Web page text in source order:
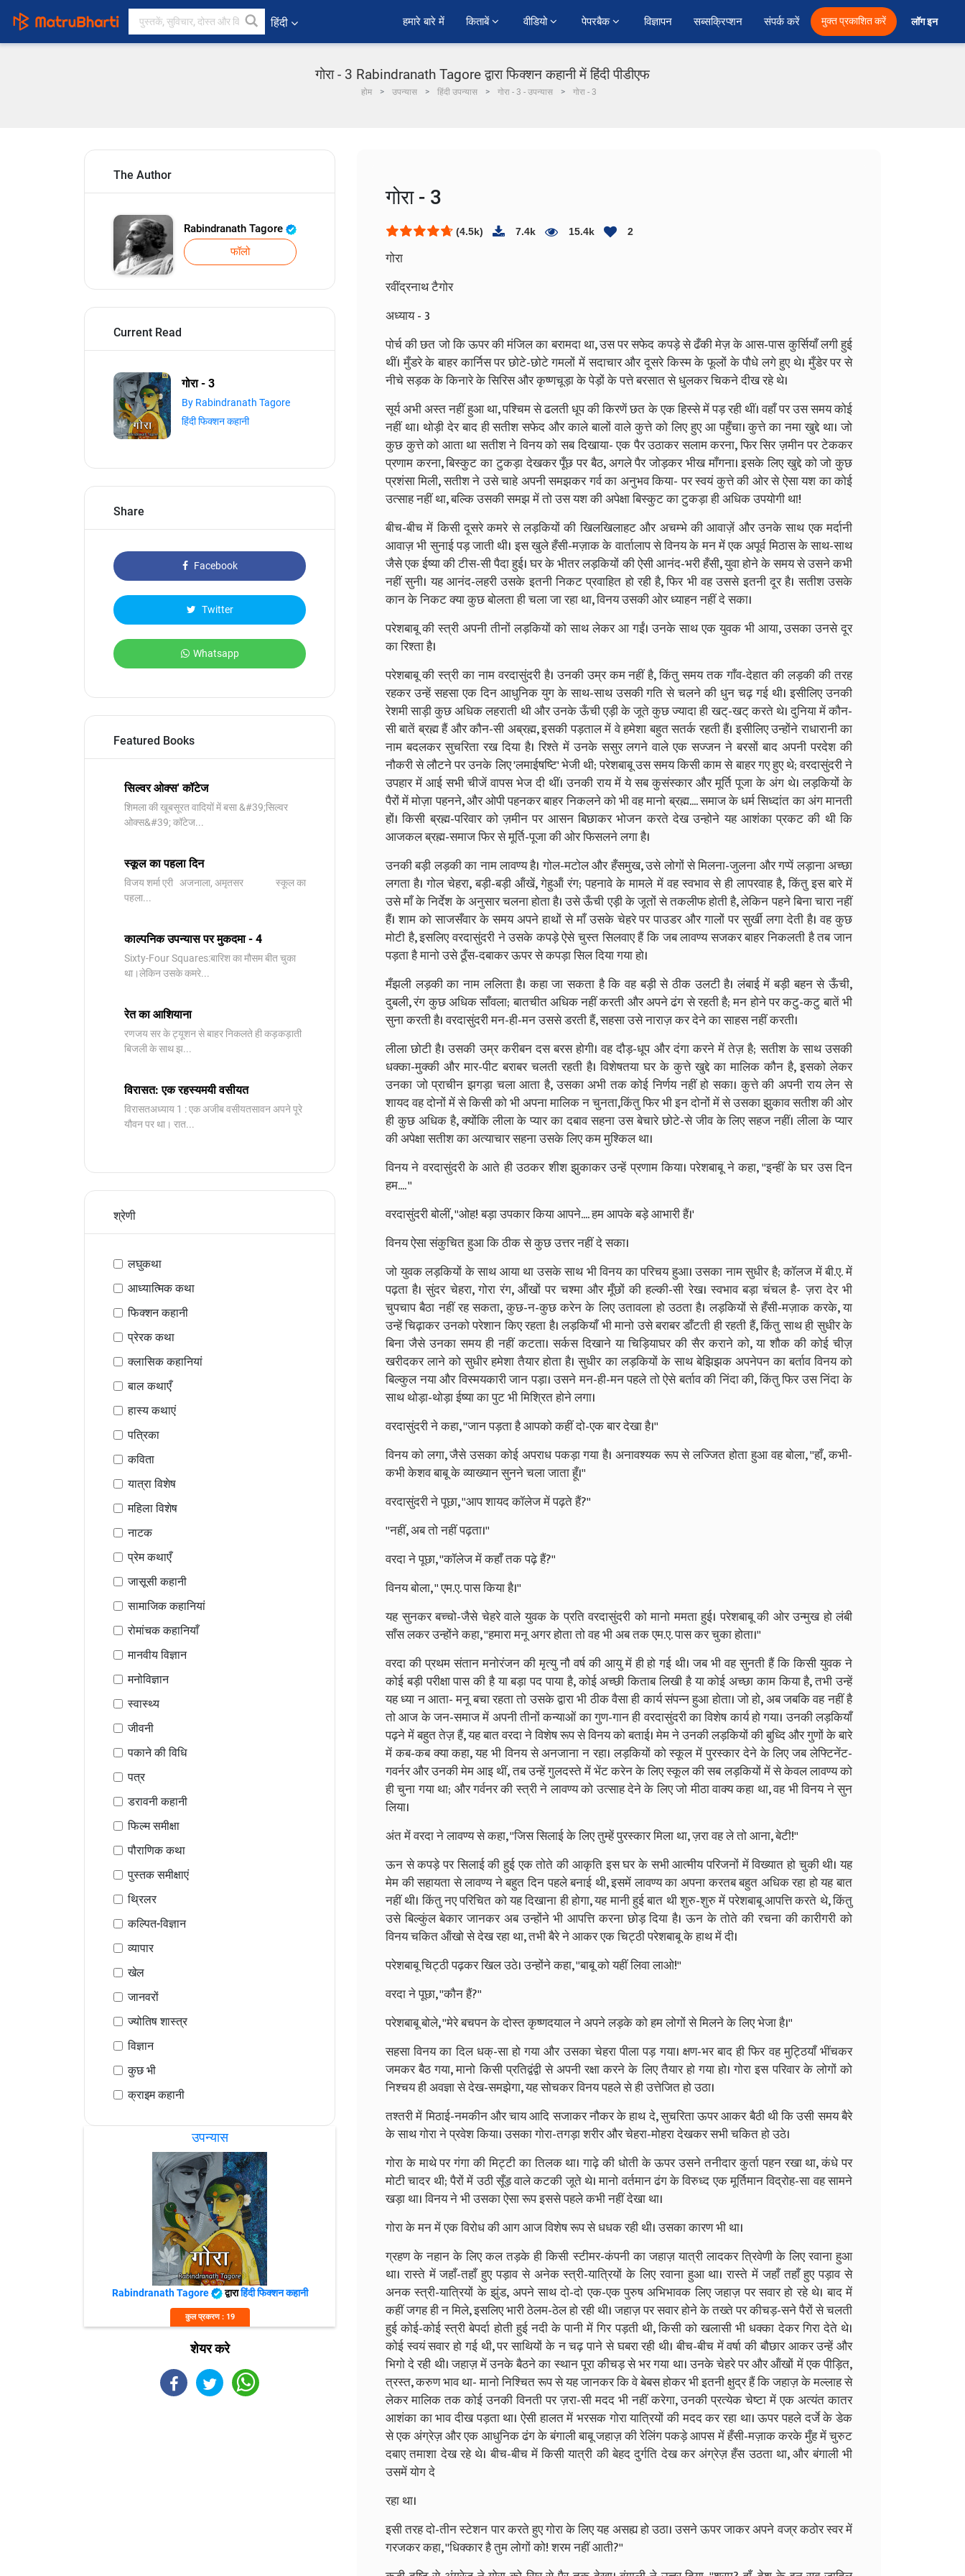
हिंदी हमारे बारे में किताबें वीडियो पेपरबैक विज्ञापन सब्सक्रिप्शन संपर्क करें मुक्त प्रकाशित करें लॉग इन
गोरा - 3 Rabindranath Tagore द्वारा फिक्शन कहानी में हिंदी पीडीएफ
होम उपन्यास हिंदी उपन्यास गोरा - 3 - उपन्यास गोरा - 3
The Author
Rabindranath Tagore
फॉलो
Current Read
गोरा - 3
By Rabindranath Tagore
हिंदी फिक्शन कहानी
Share
Facebook
Twitter
Whatsapp
Featured Books
सिल्वर ओक्स' कॉटेज
शिमला की खूबसूरत वादियों में बसा &#39;सिल्वर
ओक्स&#39; कॉटेज...
स्कूल का पहला दिन
विजय शर्मा एरी अजनाला, अमृतसर स्कूल का
पहला...
काल्पनिक उपन्यास पर मुकदमा - 4
Sixty-Four Squares:बारिश का मौसम बीत चुका
था।लेकिन उसके कमरे...
रेत का आशियाना
रणजय सर के ट्यूशन से बाहर निकलते ही कड़कड़ाती
बिजली के साथ झ...
विरासत: एक रहस्यमयी वसीयत
विरासतअध्याय 1 : एक अजीब वसीयतसावन अपने पूरे
यौवन पर था। रात...
श्रेणी
लघुकथा
आध्यात्मिक कथा
फिक्शन कहानी
प्रेरक कथा
क्लासिक कहानियां
बाल कथाएँ
हास्य कथाएं
पत्रिका
कविता
यात्रा विशेष
महिला विशेष
नाटक
प्रेम कथाएँ
जासूसी कहानी
सामाजिक कहानियां
रोमांचक कहानियाँ
मानवीय विज्ञान
मनोविज्ञान
स्वास्थ्य
जीवनी
पकाने की विधि
पत्र
डरावनी कहानी
फिल्म समीक्षा
पौराणिक कथा
पुस्तक समीक्षाएं
थ्रिलर
कल्पित-विज्ञान
व्यापार
खेल
जानवरों
ज्योतिष शास्त्र
विज्ञान
कुछ भी
क्राइम कहानी
उपन्यास
Rabindranath Tagore द्वाराहिंदी फिक्शन कहानी
कुल प्रकरण : 19
शेयर करे
गोरा - 3
(4.5k) 7.4k 15.4k 2
गोरा
रवींद्रनाथ टैगोर
अध्याय - 3
पोर्च की छत जो कि ऊपर की मंजिल का बरामदा था, उस पर सफेद कपड़े से ढँकी मेज़ के आस-पास कुर्सियाँ लगी हुई
थीं। मुँडरे के बाहर कार्निस पर छोटे-छोटे गमलों में सदाचार और दूसरे किस्म के फूलों के पौधे लगे हुए थे। मुँडेर पर से
नीचे सड़क के किनारे के सिरिस और कृष्णचूड़ा के पेड़ों के पत्ते बरसात से धुलकर चिकने दीख रहे थे।
सूर्य अभी अस्त नहीं हुआ था, पश्चिम से ढलती धूप की किरणें छत के एक हिस्से में पड़ रही थीं। वहाँ पर उस समय कोई
नहीं था। थोड़ी देर बाद ही सतीश सफेद और काले बालों वाले कुत्ते को लिए हुए आ पहुँचा। कुत्ते का नमा खुद्दे था। जो
कुछ कुत्ते को आता था सतीश ने विनय को सब दिखाया- एक पैर उठाकर सलाम करना, फिर सिर ज़मीन पर टेककर
प्रणाम करना, बिस्कुट का टुकड़ा देखकर पूँछ पर बैठ, अगले पैर जोड़कर भीख माँगना। इसके लिए खुद्दे को जो कुछ
प्रशंसा मिली, सतीश ने उसे चाहे अपनी समझकर गर्व का अनुभव किया- पर स्वयं कुत्ते की ओर से ऐसा यश का कोई
उत्साह नहीं था, बल्कि उसकी समझ में तो उस यश की अपेक्षा बिस्कुट का टुकड़ा ही अधिक उपयोगी था!
बीच-बीच में किसी दूसरे कमरे से लड़कियों की खिलखिलाहट और अचम्भे की आवाज़ें और उनके साथ एक मर्दानी
आवाज़ भी सुनाई पड़ जाती थी। इस खुले हँसी-मज़ाक के वार्तालाप से विनय के मन में एक अपूर्व मिठास के साथ-साथ
जैसे एक ईष्या की टीस-सी पैदा हुई। घर के भीतर लड़कियों की ऐसी आनंद-भरी हँसी, युवा होने के समय से उसने कभी
नहीं सुनी। यह आनंद-लहरी उसके इतनी निकट प्रवाहित हो रही है, फिर भी वह उससे इतनी दूर है। सतीश उसके
कान के निकट क्या कुछ बोलता ही चला जा रहा था, विनय उसकी ओर ध्याहन नहीं दे सका।
परेशबाबू की स्त्री अपनी तीनों लड़कियों को साथ लेकर आ गईं। उनके साथ एक युवक भी आया, उसका उनसे दूर
का रिश्ता है।
परेशबाबू की स्त्री का नाम वरदासुंदरी है। उनकी उम्र कम नहीं है, किंतु समय तक गाँव-देहात की लड़की की तरह
रहकर उन्हें सहसा एक दिन आधुनिक युग के साथ-साथ उसकी गति से चलने की धुन चढ़ गई थी। इसीलिए उनकी
रेशमी साड़ी कुछ अधिक लहराती थी और उनके ऊँची एड़ी के जूते कुछ ज्यादा ही खट्-खट् करते थे। दुनिया में कौन-
सी बातें ब्रह्म हैं और कौन-सी अब्रह्म, इसकी पड़ताल में वे हमेशा बहुत सतर्क रहती हैं। इसीलिए उन्होंने राधारानी का
नाम बदलकर सुचरिता रख दिया है। रिश्ते में उनके ससुर लगने वाले एक सज्जन ने बरसों बाद अपनी परदेश की
नौकरी से लौटने पर उनके लिए 'लमाईषष्टि' भेजी थी; परेशबाबू उस समय किसी काम से बाहर गए हुए थे; वरदासुंदरी ने
उपहार में आई सभी चीजें वापस भेज दी थीं। उनकी राय में ये सब कुसंस्कार और मूर्ति पूजा के अंग थे। लड़कियों के
पैरों में मोज़ा पहनने, और ओपी पहनकर बाहर निकलने को भी वह मानो ब्रह्म.... समाज के धर्म सिध्दांत का अंग मानती
हों। किसी ब्रह्म-परिवार को ज़मीन पर आसन बिछाकर भोजन करते देख उन्होने यह आशंका प्रकट की थी कि
आजकल ब्रह्म-समाज फिर से मूर्ति-पूजा की ओर फिसलने लगा है।
उनकी बड़ी लड़की का नाम लावण्य है। गोल-मटोल और हँसमुख, उसे लोगों से मिलना-जुलना और गप्पें लड़ाना अच्छा
लगता है। गोल चेहरा, बड़ी-बड़ी ऑंखें, गेहुऑं रंग; पहनावे के मामले में वह स्वभाव से ही लापरवाह है, किंतु इस बारे में
उसे माँ के निर्देश के अनुसार चलना होता है। उसे ऊँची एड़ी के जूतों से तकलीफ होती है, लेकिन पहने बिना चारा नहीं
हैं। शाम को साजसँवार के समय अपने हाथों से माँ उसके चेहरे पर पाउडर और गालों पर सुर्खी लगा देती है। वह कुछ
मोटी है, इसलिए वरदासुंदरी ने उसके कपड़े ऐसे चुस्त सिलवाए हैं कि जब लावण्य सजकर बाहर निकलती है तब जान
पड़ता है मानो उसे ठूँस-दबाकर ऊपर से कपड़ा सिल दिया गया हो।
मँझली लड़की का नाम ललिता है। कहा जा सकता है कि वह बड़ी से ठीक उलटी है। लंबाई में बड़ी बहन से ऊँची,
दुबली, रंग कुछ अधिक साँवला; बातचीत अधिक नहीं करती और अपने ढंग से रहती है; मन होने पर कटु-कटु बातें भी
सुना करती है। वरदासुंदरी मन-ही-मन उससे डरती हैं, सहसा उसे नाराज़ कर देने का साहस नहीं करती।
लीला छोटी है। उसकी उम्र करीबन दस बरस होगी। वह दौड़-धूप और दंगा करने में तेज़ है; सतीश के साथ उसकी
धक्का-मुक्की और मार-पीट बराबर चलती रहती है। विशेषतया घर के कुत्ते खुद्दे का मालिक कौन है, इसको लेकर
उनका जो प्राचीन झगड़ा चला आता है, उसका अभी तक कोई निर्णय नहीं हो सका। कुत्ते की अपनी राय लेन से
शायद वह दोनों में से किसी को भी अपना मालिक न चुनता,किंतु फिर भी इन दोनों में से उसका झुकाव सतीश की ओर
ही कुछ अधिक है, क्योंकि लीला के प्यार का दबाव सहना उस बेचारे छोटे-से जीव के लिए सहज नहीं। लीला के प्यार
की अपेक्षा सतीश का अत्याचार सहना उसके लिए कम मुश्किल था।
विनय ने वरदासुंदरी के आते ही उठकर शीश झुकाकर उन्हें प्रणाम किया। परेशबाबू ने कहा, ''इन्हीं के घर उस दिन
हम.... ''
वरदासुंदरी बोलीं, ''ओह! बड़ा उपकार किया आपने.... हम आपके बड़े आभारी हैं।'
विनय ऐसा संकुचित हुआ कि ठीक से कुछ उत्तर नहीं दे सका।
जो युवक लड़कियों के साथ आया था उसके साथ भी विनय का परिचय हुआ। उसका नाम सुधीर है; कॉलज में बी.ए. में
पढ़ता है। सुंदर चेहरा, गोरा रंग, ऑंखों पर चश्मा और मूँछों की हल्की-सी रेख। स्वभाव बड़ा चंचल है- ज़रा देर भी
चुपचाप बैठा नहीं रह सकता, कुछ-न-कुछ करेन के लिए उतावला हो उठता है। लड़कियों से हँसी-मज़ाक करके, या
उन्हें चिढ़ाकर उनको परेशान किए रहता है। लड़कियाँ भी मानो उसे बराबर डाँटती ही रहती हैं, किंतु साथ ही सुधीर के
बिना जैसे उनका समय ही नहीं कटता। सर्कस दिखाने या चिड़ियाघर की सैर कराने को, या शौक की कोई चीज़
खरीदकर लाने को सुधीर हमेशा तैयार होता है। सुधीर का लड़कियों के साथ बेझिझक अपनेपन का बर्ताव विनय को
बिल्कुल नया और विस्मयकारी जान पड़ा। उसने मन-ही-मन पहले तो ऐसे बर्ताव की निंदा की, किंतु फिर उस निंदा के
साथ थोड़ा-थोड़ा ईष्या का पुट भी मिश्रित होने लगा।
वरदासुंदरी ने कहा, ''जान पड़ता है आपको कहीं दो-एक बार देखा है।''
विनय को लगा, जैसे उसका कोई अपराध पकड़ा गया है। अनावश्यक रूप से लज्जित होता हुआ वह बोला, ''हाँ, कभी-
कभी केशव बाबू के व्याख्यान सुनने चला जाता हूँ।''
वरदासुंदरी ने पूछा, ''आप शायद कॉलेज में पढ़ते हैं?''
''नहीं, अब तो नहीं पढ़ता।''
वरदा ने पूछा, ''कॉलेज में कहाँ तक पढ़े हैं?''
विनय बोला, '' एम.ए. पास किया है।''
यह सुनकर बच्चो-जैसे चेहरे वाले युवक के प्रति वरदासुंदरी को मानो ममता हुई। परेशबाबू की ओर उन्मुख हो लंबी
साँस लकर उन्होंने कहा, ''हमारा मनू अगर होता तो वह भी अब तक एम.ए. पास कर चुका होता।''
वरदा की प्रथम संतान मनोरंजन की मृत्यु नौ वर्ष की आयु में ही हो गई थी। जब भी वह सुनती हैं कि किसी युवक ने
कोई बड़ी परीक्षा पास की है या बड़ा पद पाया है, कोई अच्छी किताब लिखी है या कोई अच्छा काम किया है, तभी उन्हें
यह ध्या न आता- मनू बचा रहता तो उसके द्वारा भी ठीक वैसा ही कार्य संपन्न हुआ होता। जो हो, अब जबकि वह नहीं है
तो आज के जन-समाज में अपनी तीनों कन्याओं का गुण-गान ही वरदासुंदरी का विशेष कार्य हो गया। उनकी लड़कियाँ
पढ़ने में बहुत तेज़ हैं, यह बात वरदा ने विशेष रूप से विनय को बताई। मेम ने उनकी लड़कियों की बुध्दि और गुणों के बारे
में कब-कब क्या कहा, यह भी विनय से अनजाना न रहा। लड़कियों को स्कूल में पुरस्कार देने के लिए जब लेफ्टिनेंट-
गवर्नर और उनकी मेम आइ थीं, तब उन्हें गुलदस्ते में भेंट करेन के लिए स्कूल की सब लड़कियों में से केवल लावण्य को
ही चुना गया था; और गर्वनर की स्त्री ने लावण्य को उत्साह देने के लिए जो मीठा वाक्य कहा था, वह भी विनय ने सुन
लिया।
अंत में वरदा ने लावण्य से कहा, ''जिस सिलाई के लिए तुम्हें पुरस्कार मिला था, ज़रा वह ले तो आना, बेटी!''
ऊन से कपड़े पर सिलाई की हुई एक तोते की आकृति इस घर के सभी आत्मीय परिजनों में विख्यात हो चुकी थी। यह
मेम की सहायता से लावण्य ने बहुत दिन पहले बनाई थी, इसमें लावण्य का अपना करतब बहुत अधिक रहा हो यह बात
नहीं थी। किंतु नए परिचित को यह दिखाना ही होगा, यह मानी हुई बात थी शुरु-शुरु में परेशबाबू आपत्ति करते थे, किंतु
उसे बिल्कुंल बेकार जानकर अब उन्होंने भी आपत्ति करना छोड़ दिया है। ऊन के तोते की रचना की कारीगरी को
विनय चकित ऑंखो से देख रहा था, तभी बैरे ने आकर एक चिट्ठी परेशबाबू के हाथ में दी।
परेशबाबू चिट्ठी पढ़कर खिल उठे। उन्होंने कहा, ''बाबू को यहीं लिवा लाओ!''
वरदा ने पूछा, ''कौन हैं?''
परेशबाबू बोले, ''मेरे बचपन के दोस्त कृष्णदयाल ने अपने लड़के को हम लोगों से मिलने के लिए भेजा है।''
सहसा विनय का दिल धक्-सा हो गया और उसका चेहरा पीला पड़ गया। क्षण-भर बाद ही फिर वह मुट्ठियाँ भींचकर
जमकर बैठ गया, मानो किसी प्रतिद्वंद्वी से अपनी रक्षा करने के लिए तैयार हो गया हो। गोरा इस परिवार के लोगों को
निश्चय ही अवज्ञा से देख-समझेगा, यह सोचकर विनय पहले से ही उत्तेजित हो उठा।
तश्तरी में मिठाई-नमकीन और चाय आदि सजाकर नौकर के हाथ दे, सुचरिता ऊपर आकर बैठी थी कि उसी समय बैरे
के साथ गोरा ने प्रवेश किया। उसका गोरा-तगड़ा शरीर और चेहरा-मोहरा देखकर सभी चकित हो उठे।
गोरा के माथे पर गंगा की मिट्टी का तिलक था। गाढ़े की धोती के ऊपर उसने तनीदार कुर्ता पहन रखा था, कंधे पर
मोटी चादर थी; पैरों में उठी सूँड़ वाले कटकी जूते थे। मानो वर्तमान ढंग के विरुध्द एक मूर्तिमान विद्रोह-सा वह सामने
खड़ा था। विनय ने भी उसका ऐसा रूप इससे पहले कभी नहीं देखा था।
गोरा के मन में एक विरोध की आग आज विशेष रूप से धधक रही थी। उसका कारण भी था।
ग्रहण के नहान के लिए कल तड़के ही किसी स्टीमर-कंपनी का जहाज़ यात्री लादकर त्रिवेणी के लिए रवाना हुआ
था। रास्ते में जहाँ-तहाँ हुए पड़ाव से अनेक स्त्री-यात्रियों के लिए रवाना हुआ था। रास्ते में जहाँ तहाँ हुए पड़ाव से
अनक स्त्री-यात्रियों के झुंड, अपने साथ दो-दो एक-एक पुरुष अभिभावक लिए जहाज़ पर सवार हो रहे थे। बाद में
कहीं जगह ही न मिले, इसलिए भारी ठेलम-ठेल हो रही थी। जहाज़ पर सवार होने के तख्ते पर कीचड़-सने पैरों से चलती
हुई कोई-कोई स्त्री बेपर्दा होती हुई नदी के पानी में गिर पड़ती थी, किसी को खलासी भी धक्का देकर गिरा देते थे।
कोई स्वयं सवार हो गई थी, पर साथियों के न चढ़ पाने से घबरा रही थी। बीच-बीच में वर्षा की बौछार आकर उन्हें और
भिगो दे रही थी। जहाज़ में उनके बैठने का स्थान पूरा कीचड़ से भर गया था। उनके चेहरे पर और ऑंखों में एक पीड़ित,
त्रस्त, करुण भाव था- मानो निश्चित रूप से यह जानकर कि वे बेबस होकर भी इतनी क्षुद्र हैं कि जहाज़ के मल्लाह से
लेकर मालिक तक कोई उनकी विनती पर ज़रा-सी मदद भी नहीं करेगा, उनकी प्रत्येक चेष्टा में एक अत्यंत कातर
आशंका का भाव दीख पड़ता था। ऐसी हालत में भरसक गोरा यात्रियों की मदद कर रहा था। ऊपर पहले दर्जे के डेक
से एक अंग्रेज़ और एक आधुनिक ढंग के बंगाली बाबू जहाज़ की रेलिंग पकड़े आपस में हँसी-मज़ाक करके मुँह में चुरुट
दबाए तमाशा देख रहे थे। बीच-बीच में किसी यात्री की बेहद दुर्गति देख कर अंग्रेज़ हँस उठता था, और बंगाली भी
उसमें योग दे
रहा था।
इसी तरह दो-तीन स्टेशन पार करते हुए गोरा के लिए यह असह्य हो उठा। उसने ऊपर जाकर अपने वज्र कठोर स्वर में
गरजकर कहा, ''धिक्कार है तुम लोगों को! शरम नहीं आती?''